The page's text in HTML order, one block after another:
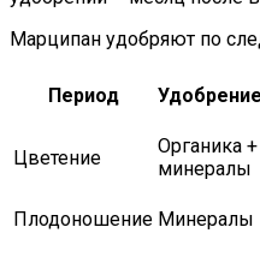
Марципан удобряют по
Период Удобрение
Цветение
Органика +
минералы
Плодоношение Минералы